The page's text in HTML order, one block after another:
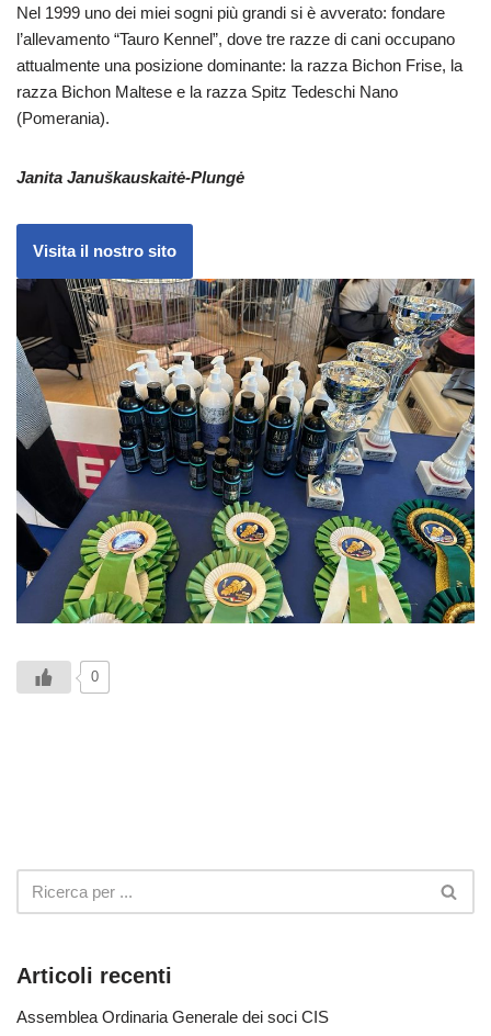
Nel 1999 uno dei miei sogni più grandi si è avverato: fondare
l’allevamento “Tauro Kennel”, dove tre razze di cani occupano
attualmente una posizione dominante: la razza Bichon Frise, la
razza Bichon Maltese e la razza Spitz Tedeschi Nano
(Pomerania).
Janita Januškauskaitė-Plungė
Visita il nostro sito
0
Articoli recenti
Assemblea Ordinaria Generale dei soci CIS